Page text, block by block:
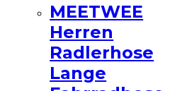
MEETWEE
Herren
Radlerhose
Lange